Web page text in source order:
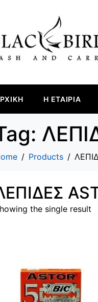
Η ΕΤΑΙΡΊΑ
Products
the single result